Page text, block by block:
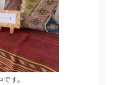
す。